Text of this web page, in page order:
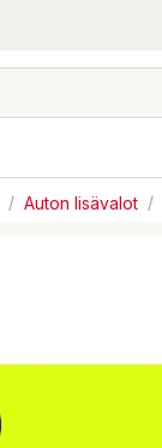
/ Auton lisävalot /